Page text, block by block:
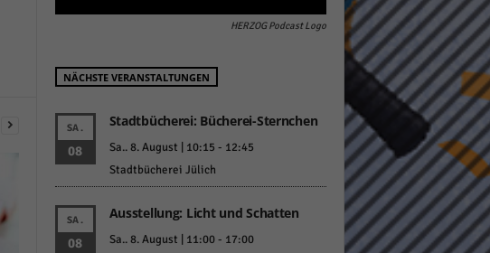
HERZOG Podcast Logo
NÄCHSTE VERANSTALTUNGEN
SA.
08
Stadtbücherei: Bücherei-Sternchen
Sa.. 8. August | 10:15 - 12:45
Stadtbücherei Jülich
SA.
08
Ausstellung: Licht und Schatten
Sa.. 8. August | 11:00- 17:00